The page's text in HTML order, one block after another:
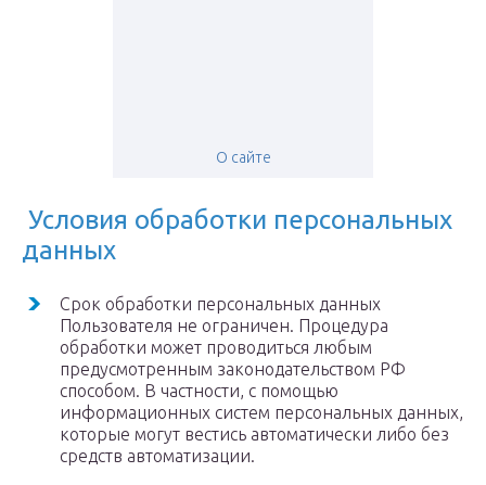
О сайте
Условия обработки персональных
данных
Срок обработки персональных данных
Пользователя не ограничен. Процедура
обработки может проводиться любым
предусмотренным законодательством РФ
способом. В частности, с помощью
информационных систем персональных данных,
которые могут вестись автоматически либо без
средств автоматизации.